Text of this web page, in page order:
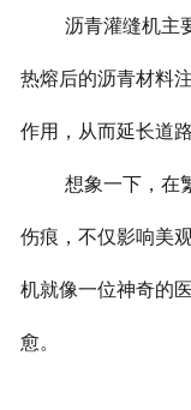
沥青灌缝机主
热熔后的沥青材料
作用，从而延长道
想象一下，在
伤痕，不仅影响美
机就像一位神奇的
愈。